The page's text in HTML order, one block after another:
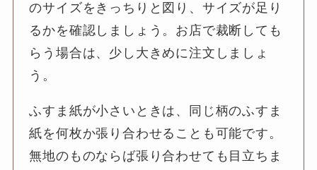
のサイズをきっちりと図り、サイズが足り
るかを確認しましょう。お店で裁断しても
らう場合は、少し大きめに注文しましょ
う。
ふすま紙が小さいときは、同じ柄のふすま
紙を何枚か張り合わせることも可能です。
無地のものならば張り合わせても目立ちま